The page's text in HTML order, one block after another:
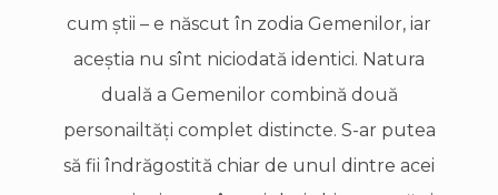
cum ştii – e născut în zodia Gemenilor, iar
aceştia nu sînt niciodată identici. Natura
duală a Gemenilor combină două
personailtăţi complet distincte. S-ar putea
să fii îndrăgostită chiar de unul dintre acei